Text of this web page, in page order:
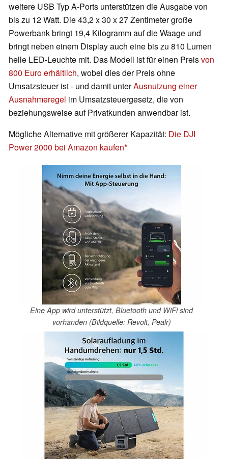
weitere USB Typ A-Ports unterstützen die Ausgabe von
bis zu 12 Watt. Die 43,2 x 30 x 27 Zentimeter große
Powerbank bringt 19,4 Kilogramm auf die Waage und
bringt neben einem Display auch eine bis zu 810 Lumen
helle LED-Leuchte mit. Das Modell ist für einen Preisvon
800 Euro erhältlich, wobei dies der Preis ohne
Umsatzsteuer ist - und damit unterAusnutzung einer
Ausnahmeregel im Umsatzsteuergesetz, die von
beziehungsweise auf Privatkunden anwendbar ist.
Mögliche Alternative mit größerer Kapazität: Die DJI
Power 2000 bei Amazon kaufen
Eine App wird unterstützt, Bluetooth und WiFi sind
vorhanden (Bildquelle: Revolt, Pealr)